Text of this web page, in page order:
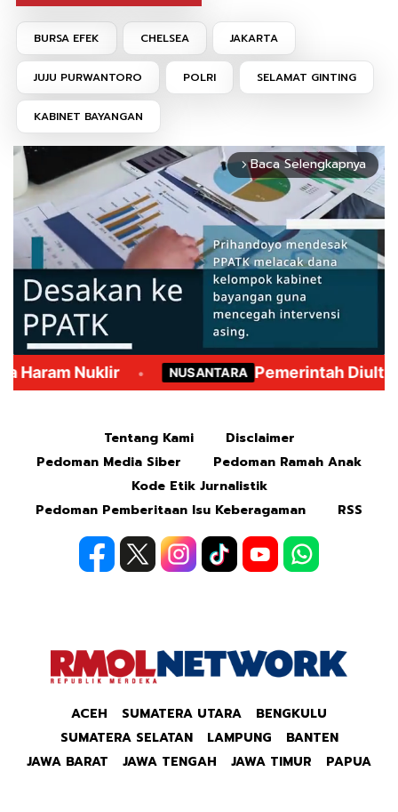
BURSA EFEK CHELSEA JAKARTA
JUJU PURWANTORO POLRI SELAMAT GINTING
KABINET BAYANGAN
arrow_forward_ios Baca Selengkapnya
Tentang Kami
Disclaimer
Pedoman Media Siber
Pedoman Ramah Anak
Kode Etik Jurnalistik
Pedoman Pemberitaan Isu Keberagaman
RSS
ACEH SUMATERA UTARA
BENGKULU
SUMATERA SELATAN
LAMPUNG
BANTEN
JAWA BARAT
JAWA TENGAH JAWA TIMUR PAPUA